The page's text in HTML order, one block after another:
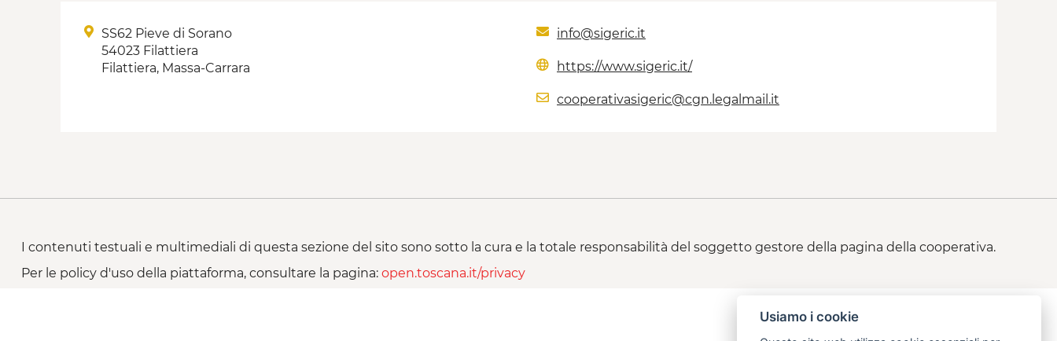
SS62 Pieve di Sorano
54023 Filattiera
Filattiera, Massa-Carrara
info@sigeric.it
https://www.sigeric.it/
cooperativasigeric@cgn.legalmail.it
I contenuti testuali e multimediali di questa sezione del sito sono sotto la cura e la totale responsabilità del soggetto gestore della pagina della cooperativa.
Per le policy d'uso della piattaforma, consultare la pagina: open.toscana.it/privacy
Usiamo i cookie